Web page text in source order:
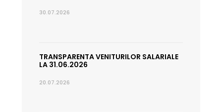
30.07.2026
TRANSPARENTA VENITURILOR SALARIALE
LA 31.06.2026
20.07.2026